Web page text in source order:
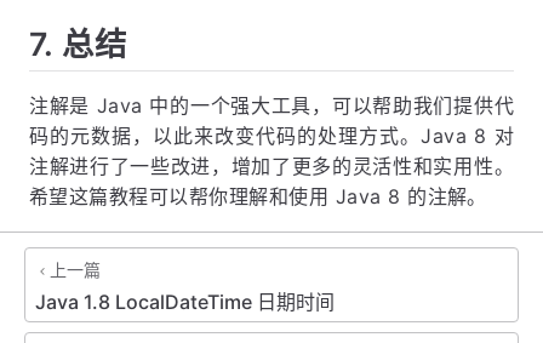
7. 总结
注解是 Java 中的一个强大工具，可以帮助我们提供代
码的元数据，以此来改变代码的处理方式。Java 8 对
注解进行了一些改进，增加了更多的灵活性和实用性。
希望这篇教程可以帮你理解和使用 Java 8 的注解。
上一篇
Java 1.8 LocalDateTime 日期时间